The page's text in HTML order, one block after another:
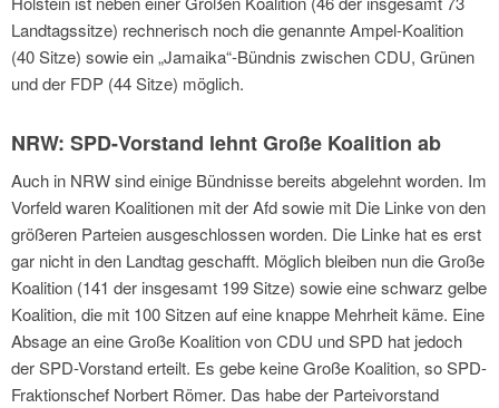
Landtagssitze) rechnerisch noch die genannte Ampel-Koalition
(40 Sitze) sowie ein „Jamaika“-Bündnis zwischen CDU, Grünen
und der FDP (44 Sitze) möglich.
NRW: SPD-Vorstand lehnt Große Koalition ab
Auch in NRW sind einige Bündnisse bereits abgelehnt worden. Im
Vorfeld waren Koalitionen mit der Afd sowie mit Die Linke von den
größeren Parteien ausgeschlossen worden. Die Linke hat es erst
gar nicht in den Landtag geschafft. Möglich bleiben nun die Große
Koalition (141 der insgesamt 199 Sitze) sowie eine schwarz gelbe
Koalition, die mit 100 Sitzen auf eine knappe Mehrheit käme. Eine
Absage an eine Große Koalition von CDU und SPD hat jedoch
der SPD-Vorstand erteilt. Es gebe keine Große Koalition, so SPD-
Fraktionschef Norbert Römer. Das habe der Parteivorstand